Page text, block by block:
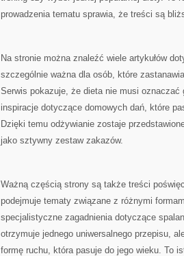
prowadzenia tematu sprawia, że treści są
Na stronie można znaleźć wiele artykułów
szczególnie ważna dla osób, które
Serwis pokazuje, że dieta nie musi oznaczać
inspiracje dotyczące domowych dań, które
Dzięki temu odżywianie zostaje
jako sztywny zestaw zakazów.
Ważną częścią strony są także treści
podejmuje tematy związane z różnymi
specjalistyczne zagadnienia dotyczące
otrzymuje jednego uniwersalnego przepisu,
formę ruchu, która pasuje do jego wieku. To